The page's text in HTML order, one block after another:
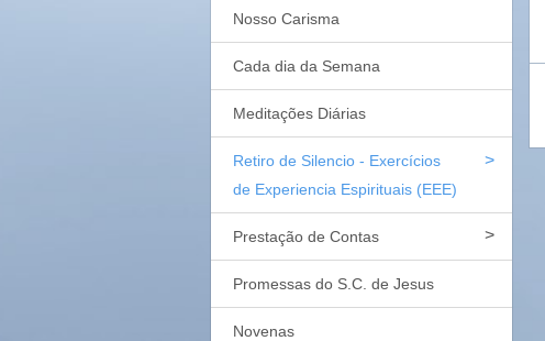
Nosso Carisma
Cada dia da Semana
Meditações Diárias
Retiro de Silencio - Exercícios
de Experiencia Espirituais (EEE)
Prestação de Contas
Promessas do S.C. de Jesus
Novenas